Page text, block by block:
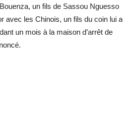
un fils de Sassou Nguesso
avec les Chinois, un fils du coin lui a
un mois à la maison d’arrêt de